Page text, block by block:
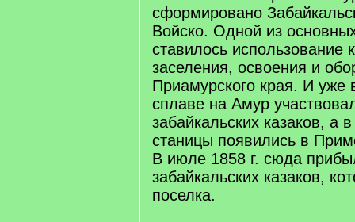
сформировано
Войско. Одной из
ставилось использование
заселения, освоения и
Приамурского края. И уже
сплаве на Амур
забайкальских казаков, а
станицы появились в
В июле 1858 г. сюда
забайкальских казаков,
поселка.